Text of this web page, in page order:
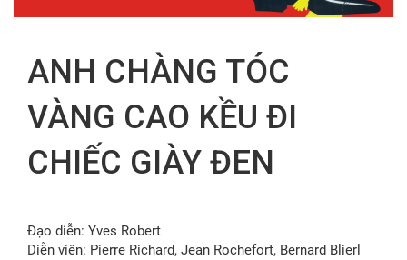
ANH CHÀNG TÓC
VÀNG CAO KỀU ĐI
CHIẾC GIÀY ĐEN
Đạo diễn: Yves Robert
Diễn viên: Pierre Richard, Jean Rochefort, Bernard Blierl